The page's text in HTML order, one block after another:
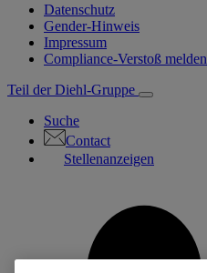
Datenschutz
Gender-Hinweis
Impressum
Compliance-Verstoß melden
Teil der Diehl-Gruppe
Suche
Contact
Stellenanzeigen